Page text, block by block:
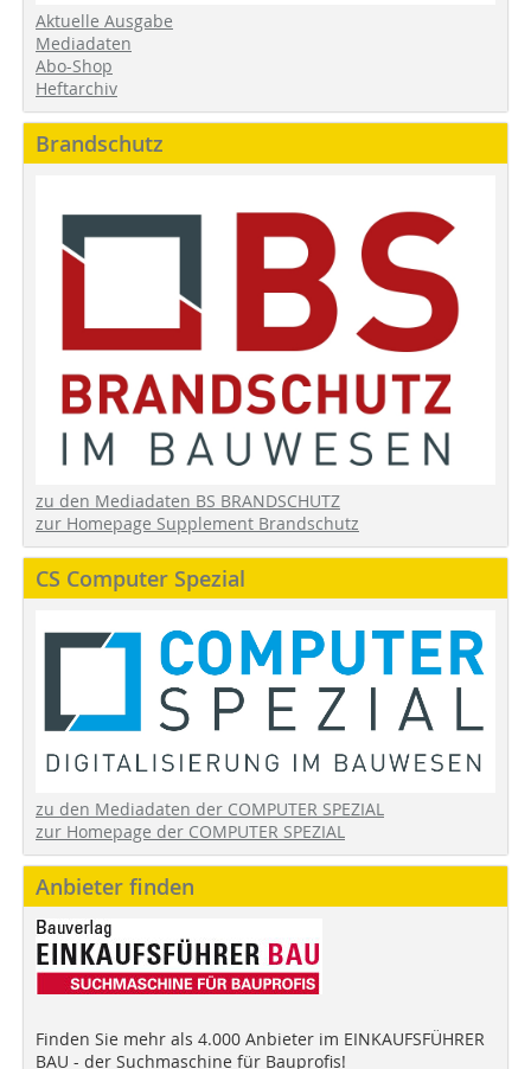
Aktuelle Ausgabe
Mediadaten
Abo-Shop
Heftarchiv
Brandschutz
zu den Mediadaten BS BRANDSCHUTZ
zur Homepage Supplement Brandschutz
CS Computer Spezial
zu den Mediadaten der COMPUTER SPEZIAL
zur Homepage der COMPUTER SPEZIAL
Anbieter finden
Finden Sie mehr als 4.000 Anbieter im EINKAUFSFÜHRER
BAU - der Suchmaschine für Bauprofis!